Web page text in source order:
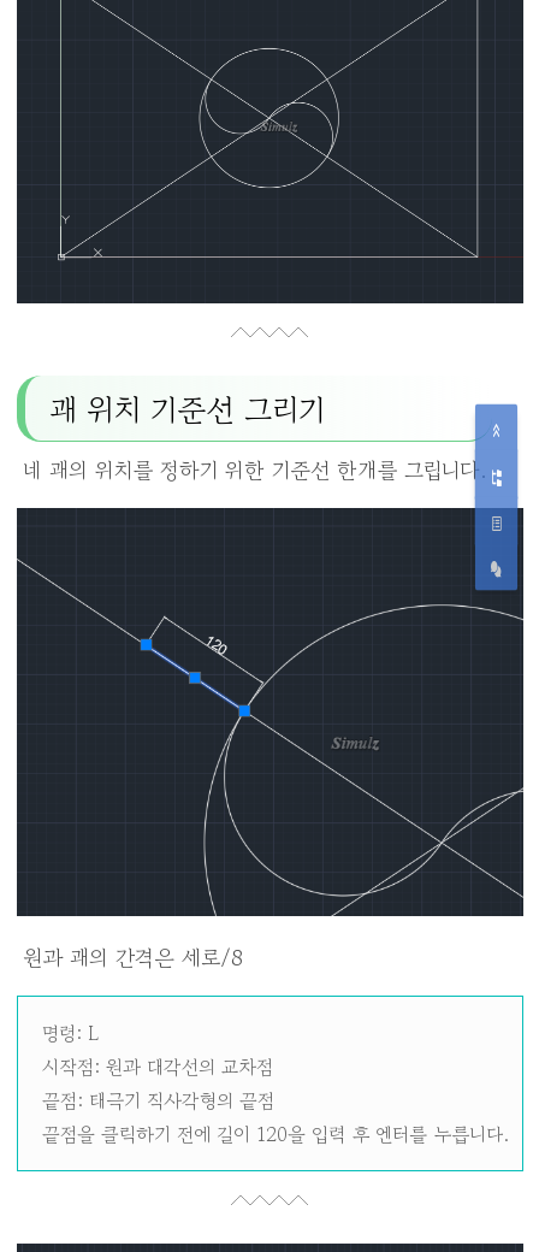
괘 위치 기준선 그리기
네 괘의 위치를 정하기 위한 기준선 한개를 그립니다.
원과 괘의 간격은 세로/8
명령: L
시작점: 원과 대각선의 교차점
끝점: 태극기 직사각형의 끝점
끝점을 클릭하기 전에 길이 120을 입력 후 엔터를 누릅니다.